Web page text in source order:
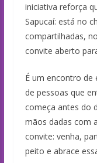
iniciativa reforça
Sapucaí: está no
compartilhadas,
convite aberto
É um encontro de
de pessoas que
começa antes do
mãos dadas com
convite: venha,
peito e abrace